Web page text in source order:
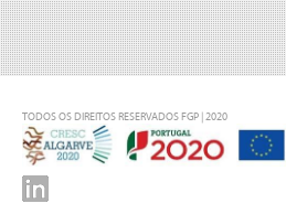
TODOS OS DIREITOS RESERVADOS FGP | 2020